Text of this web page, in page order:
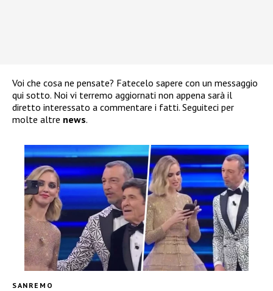
Voi che cosa ne pensate? Fatecelo sapere con un messaggio
qui sotto. Noi vi terremo aggiornati non appena sarà il
diretto interessato a commentare i fatti. Seguiteci per
molte altre news.
SANREMO